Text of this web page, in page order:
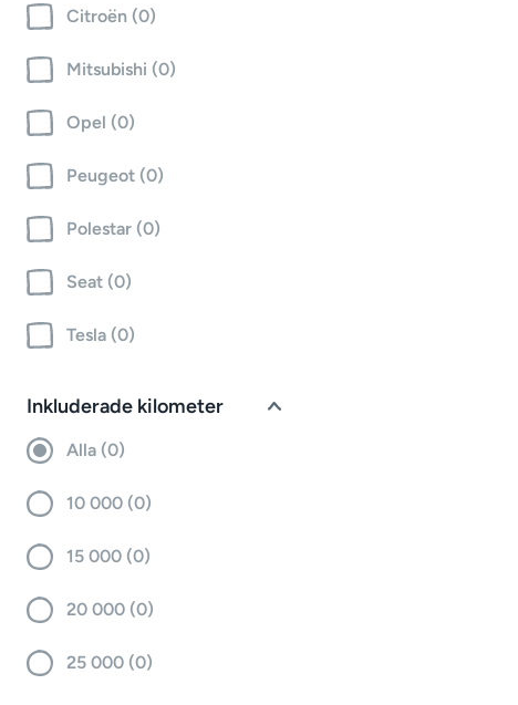
Citroën (0)
Mitsubishi (0)
Opel (0)
Peugeot (0)
Polestar (0)
Seat (0)
Tesla (0)
Inkluderade kilometer
Alla (0)
10 000 (0)
15 000 (0)
20 000 (0)
25 000 (0)